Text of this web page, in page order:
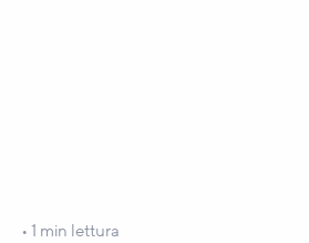
1 min lettura